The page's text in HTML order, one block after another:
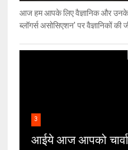
आज हम आपके लिए वैज्ञानिक और
ब्लॉगर्स असोसिएशन' पर वैज्ञा‍निकों की
3
आईये आज आपको